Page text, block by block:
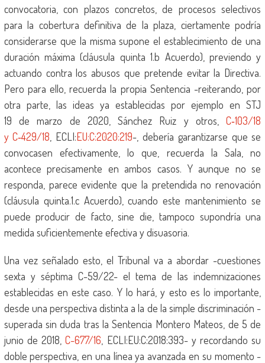
convocatoria, con plazos concretos, de procesos selectivos
para la cobertura definitiva de la plaza, ciertamente podría
considerarse que la misma supone el establecimiento de una
duración máxima (cláusula quinta 1.b Acuerdo), previendo y
actuando contra los abusos que pretende evitar la Directiva.
Pero para ello, recuerda la propia Sentencia -reiterando, por
otra parte, las ideas ya establecidas por ejemplo en STJ
19 de marzo de 2020, Sánchez Ruiz y otros,C‑103/18
y C‑429/18 , ECLI:EU:C:2020:219-, debería garantizarse que se
convocasen efectivamente, lo que, recuerda la Sala, no
acontece precisamente en ambos casos. Y aunque no se
responda, parece evidente que la pretendida no renovación
(cláusula quinta.1.c Acuerdo), cuando este mantenimiento se
puede producir de facto, sine die, tampoco supondría una
medida suficientemente efectiva y disuasoria.
Una vez señalado esto, el Tribunal va a abordar -cuestiones
sexta y séptima C-59/22- el tema de las indemnizaciones
establecidas en este caso. Y lo hará, y esto es lo importante,
desde una perspectiva distinta a la de la simple discriminación -
superada sin duda tras la Sentencia Montero Mateos, de 5 de
junio de 2018,C-677/16 , ECLI:EU:C:2018:393- y recordando su
doble perspectiva, en una línea ya avanzada en su momento -